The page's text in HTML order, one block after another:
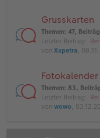
Grusskarten
Themen: 47,
Letzter Beitrag:
von Xxpetra,
Fotokalender
Themen: 83,
Letzter Beitrag:
von wowo,